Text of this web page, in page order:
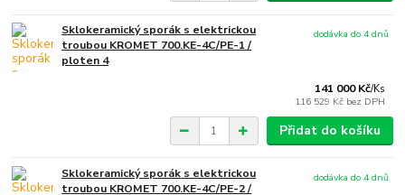
Sklokeramický sporák s elektrickou
troubou KROMET 700.KE-4C/PE-1 /
ploten 4
141 000 Kč/Ks
116 529 Kč bez DPH
dodávka do 4 dnů
Přidat do košíku
Sklokeramický sporák s elektrickou
troubou KROMET 700.KE-4C/PE-2 /
dodávka do 4 dnů